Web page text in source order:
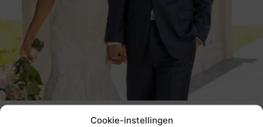
Cookie-instellingen
Stella York Style 6793